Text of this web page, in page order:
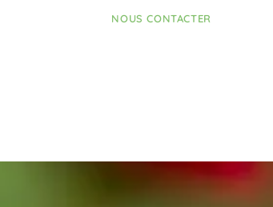
NOUS CONTACTER